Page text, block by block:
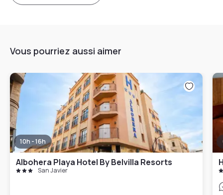
Vous pourriez aussi aimer
10h - 16h
Albohera Playa Hotel By Belvilla Resorts
San Javier